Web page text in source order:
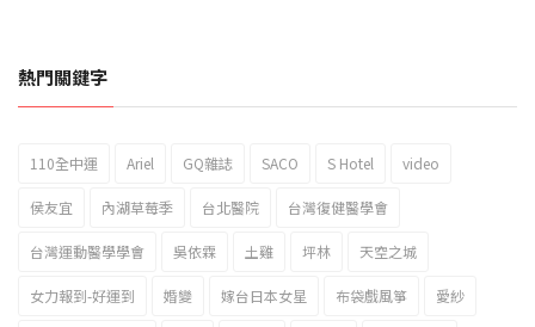
2023新北市北海岸國際風箏節「風在石起」霸氣回歸
熱門關鍵字
110全中運 Ariel GQ雜誌 SACO S Hotel video
侯友宜 內湖草莓季 台北醫院 台灣復健醫學會
台灣運動醫學學會 吳依霖 土雞 坪林 天空之城
女力報到-好運到 婚變 嫁台日本女星 布袋戲風箏 愛紗